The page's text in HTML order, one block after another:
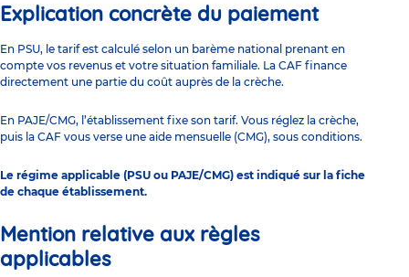
Explication concrète du paiement
En PSU, le tarif est calculé selon un barème national prenant en
compte vos revenus et votre situation familiale. La CAF finance
directement une partie du coût auprès de la crèche.
En PAJE/CMG, l’établissement fixe son tarif. Vous réglez la crèche,
puis la CAF vous verse une aide mensuelle (CMG), sous conditions.
Le régime applicable (PSU ou PAJE/CMG) est indiqué sur la fiche
de chaque établissement.
Mention relative aux règles
applicables